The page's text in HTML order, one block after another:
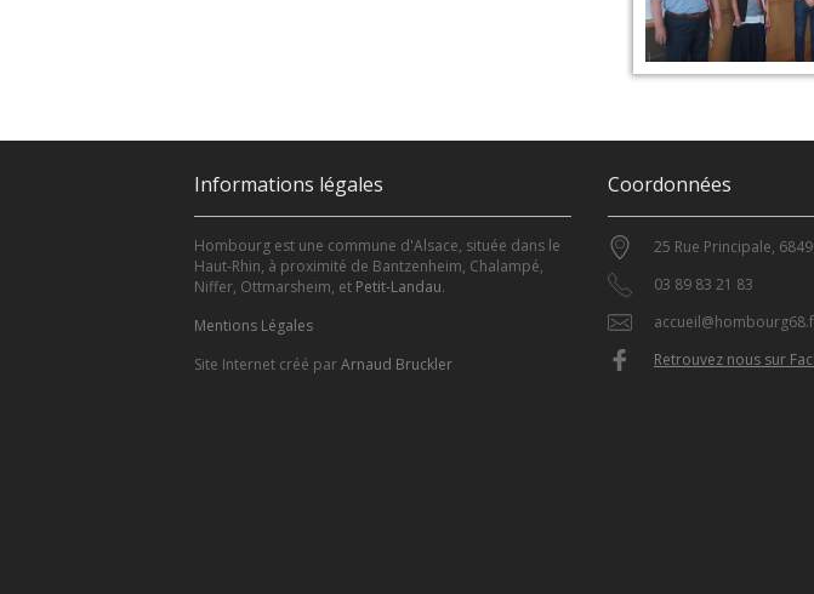
Informations légales
Hombourg est une commune d'Alsace, située dans le
Haut-Rhin, à proximité de Bantzenheim, Chalampé,
Niffer, Ottmarsheim, et Petit-Landau.
Mentions Légales
Site Internet créé parArnaud Bruckler
Coordonnées
25 Rue Principale,
03 89 83 21 83
Retrouvez nous sur